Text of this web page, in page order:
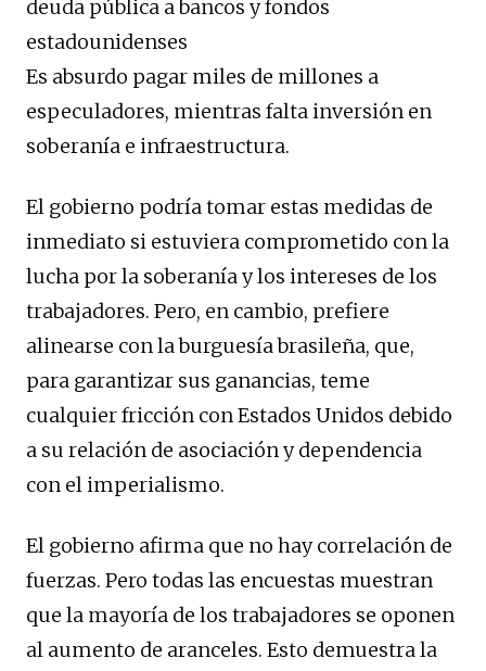
deuda pública a bancos y fondos
estadounidenses
Es absurdo pagar miles de millones a
especuladores, mientras falta inversión en
soberanía e infraestructura.
El gobierno podría tomar estas medidas de
inmediato si estuviera comprometido con la
lucha por la soberanía y los intereses de los
trabajadores. Pero, en cambio, prefiere
alinearse con la burguesía brasileña, que,
para garantizar sus ganancias, teme
cualquier fricción con Estados Unidos debido
a su relación de asociación y dependencia
con el imperialismo.
El gobierno afirma que no hay correlación de
fuerzas. Pero todas las encuestas muestran
que la mayoría de los trabajadores se oponen
al aumento de aranceles. Esto demuestra la